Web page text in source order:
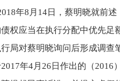
年8月14日，蔡明晓就前
权应当在执行分配中优先
局对蔡明晓询问后形成调
年4月26日作出的（